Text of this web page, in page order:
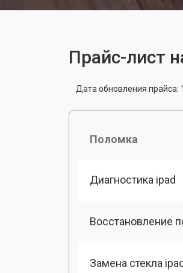
Прайс-лист
Дата обновления прайса:
Поломка
Диагностика ipad
Восстановление
Замена стекла ipad